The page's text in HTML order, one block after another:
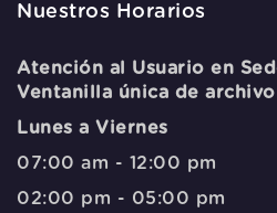
Nuestros Horarios
Atención al Usuario en
Ventanilla única de archivo
Lunes a Viernes
07:00 am - 12:00 pm
02:00 pm - 05:00 pm